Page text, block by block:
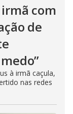
com
de
à irmã caçula,
nas redes